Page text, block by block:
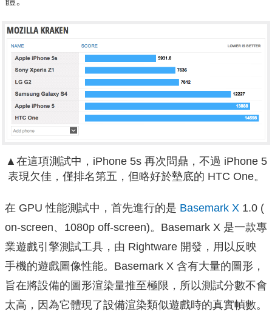
▲在這項測試中，iPhone 5s 再次問鼎，不過 iPhone 5
表現欠佳，僅排名第五，但略好於墊底的 HTC One。
在 GPU 性能測試中，首先進行的是 Basemark X 1.0 (
on-screen、1080p off-screen)。Basemark X 是一款專
業遊戲引擎測試工具，由 Rightware 開發，用以反映
手機的遊戲圖像性能。Basemark X 含有大量的圖形，
旨在將設備的圖形渲染量推至極限，所以測試分數不會
太高，因為它體現了設備渲染類似遊戲時的真實幀數。